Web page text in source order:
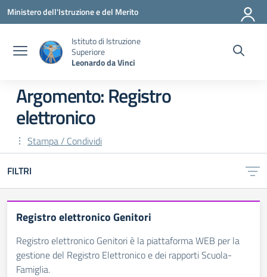
Vai ai contenuti
Vai al menu di navigazione
Vai al footer
Ministero dell'Istruzione e del Merito
Istituto di Istruzione
Superiore
Leonardo da Vinci
Argomento: Registro
elettronico
Stampa / Condividi
FILTRI
Registro elettronico Genitori
Registro elettronico Genitori è la piattaforma WEB per la
gestione del Registro Elettronico e dei rapporti Scuola-
Famiglia.